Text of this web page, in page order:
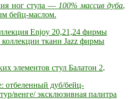
ног стула — 100% массив дуба,
бейц-маслом.
Enjoy 20,21,24 фирмы
коллекции ткани Jazz фирмы
элементов стул Балатон 2.
отбеленный дуб/бейц-
венге/ эксклюзивная палитра